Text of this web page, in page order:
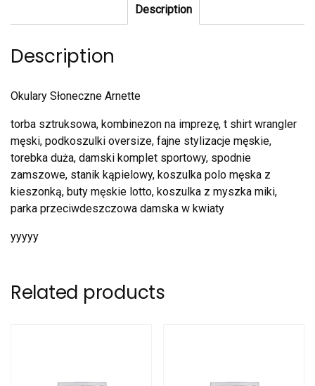
Description
Description
Okulary Słoneczne Arnette
torba sztruksowa, kombinezon na imprezę, t shirt wrangler
męski, podkoszulki oversize, fajne stylizacje męskie,
torebka duża, damski komplet sportowy, spodnie
zamszowe, stanik kąpielowy, koszulka polo męska z
kieszonką, buty męskie lotto, koszulka z myszka miki,
parka przeciwdeszczowa damska w kwiaty
yyyyy
Related products